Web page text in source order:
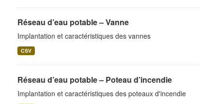
Réseau d’eau potable – Vanne
Implantation et caractéristiques des vannes
CSV
Réseau d’eau potable – Poteau d’incendie
Implantation et caractéristiques des poteaux d'incendie